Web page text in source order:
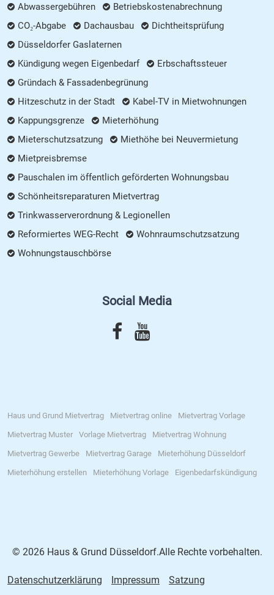
Abwassergebühren
Betriebskostenabrechnung
CO₂-Abgabe
Dachausbau
Dichtheitsprüfung
Düsseldorfer Gaslaternen
Kündigung wegen Eigenbedarf
Erbschaftssteuer
Gründach & Fassadenbegrünung
Hitzeschutz in der Stadt
Kabel-TV in Mietwohnungen
Kappungsgrenze
Mieterhöhung
Mieterschutzsatzung
Miethöhe bei Neuvermietung
Mietpreisbremse
Pauschalen im öffentlich geförderten Wohnungsbau
Schönheitsreparaturen Mietvertrag
Trinkwasserverordnung & Legionellen
Reformiertes WEG-Recht
Wohnraumschutzsatzung
Wohnungstauschbörse
Social Media
Haus und Grund Mietvertrag Mietvertrag online Mietvertrag Vorlage
Mietvertrag Muster Vorlage Mietvertrag Mietvertrag Wohnung
Mietvertrag Gewerbe Mietvertrag Garage Mieterhöhung Düsseldorf
Mieterhöhung erstellen Mieterhöhung Vorlage Eigenbedarfskündigung
© 2026 Haus & Grund Düsseldorf.Alle Rechte vorbehalten.
Datenschutzerklärung Impressum
Satzung